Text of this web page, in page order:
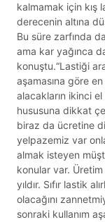
kalmamak için kış
derecenin altına
Bu süre zarfında
ama kar yağınca
konuştu.“Lastiği
aşamasına göre
alacakların ikinci
hususuna dikkat
biraz da ücretine
yelpazemiz var
almak isteyen
konular var.
yıldır. Sıfır lastik
olacağını
sonraki kullanım